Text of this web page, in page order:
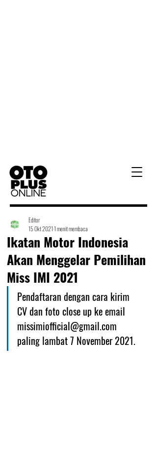
Ikatan Motor Indonesia
Akan Menggelar Pemilihan
Miss IMI 2021
Editor
15 Okt 20211 menit membaca
Pendaftaran dengan cara kirim
CV dan foto close up ke email
missimiofficial@gmail.com
paling lambat 7 November 2021.